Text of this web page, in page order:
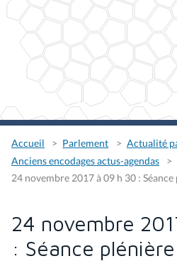
Accueil Parlement
Actualité
Anciens encodages actus-agendas
24 novembre 2017 à 09 h 30 :
24 novembre
: Séance plénière